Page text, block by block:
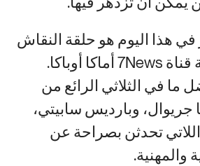
في هذا اليوم هو حلقة النقاش
التي أدارتها مذيعة قناة 7News أماكا أوباكا.
ما في الثلاثي الرائع من
جريوال، وبارديس سابيتي،
تحدثن بصراحة عن
والمهنية.